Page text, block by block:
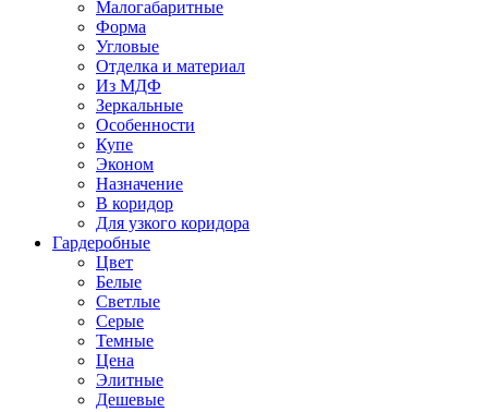
Малогабаритные
Форма
Угловые
Отделка и материал
Из МДФ
Зеркальные
Особенности
Купе
Эконом
Назначение
В коридор
Для узкого коридора
Гардеробные
Цвет
Белые
Светлые
Серые
Темные
Цена
Элитные
Дешевые